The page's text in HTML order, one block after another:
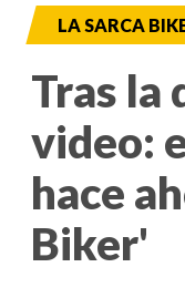
LA SARCA
Tras la
video:
hace
Biker'